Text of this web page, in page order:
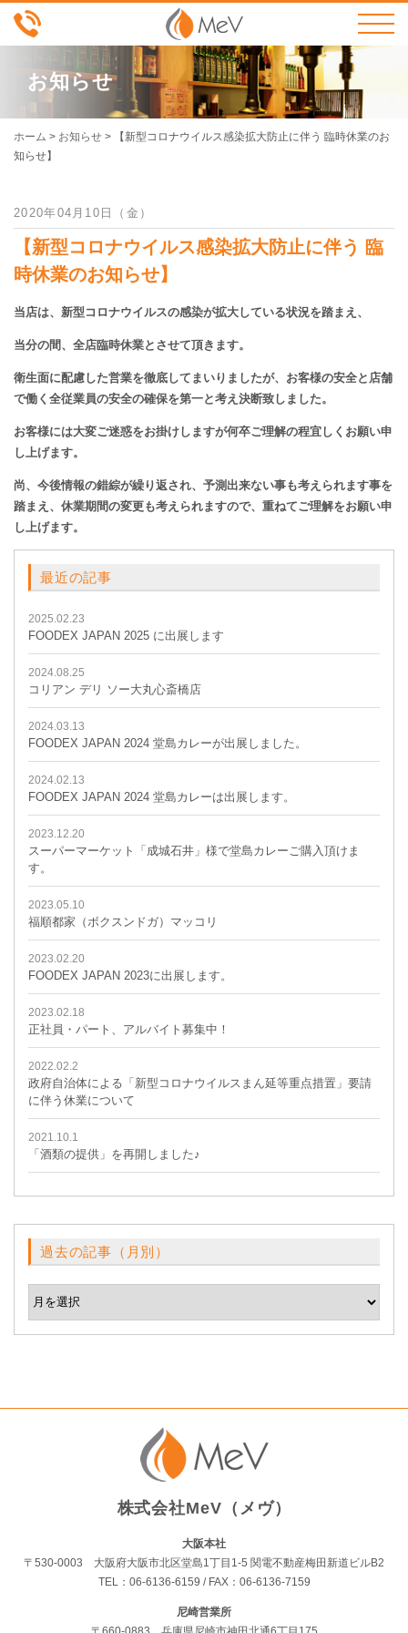
お知らせ
ホーム > お知らせ >
【新型コロナウイルス感染拡大防止に伴う 臨時休業のお
知らせ】
2020年04月10日（金）
【新型コロナウイルス感染拡大防止に伴う 臨
時休業のお知らせ】
当店は、新型コロナウイルスの感染が拡大している状況を踏まえ、
当分の間、全店臨時休業とさせて頂きます。
衛生面に配慮した営業を徹底してまいりましたが、お客様の安全と店舗
で働く全従業員の安全の確保を第一と考え決断致しました。
お客様には大変ご迷惑をお掛けしますが何卒ご理解の程宜しくお願い申
し上げます。
尚、今後情報の錯綜が繰り返され、予測出来ない事も考えられます事を
踏まえ、休業期間の変更も考えられますので、重ねてご理解をお願い申
し上げます。
最近の記事
2025.02.23
FOODEX JAPAN 2025 に出展します
2024.08.25
コリアン デリ ソー大丸心斎橋店
2024.03.13
FOODEX JAPAN 2024 堂島カレーが出展しました。
2024.02.13
FOODEX JAPAN 2024 堂島カレーは出展します。
2023.12.20
スーパーマーケット「成城石井」様で堂島カレーご購入頂けま
す。
2023.05.10
福順都家（ボクスンドガ）マッコリ
2023.02.20
FOODEX JAPAN 2023に出展します。
2023.02.18
正社員・パート、アルバイト募集中！
2022.02.2
政府自治体による「新型コロナウイルスまん延等重点措置」要請
に伴う休業について
2021.10.1
「酒類の提供」を再開しました♪
過去の記事（月別）
株式会社MeV（メヴ）
大阪本社
〒530-0003 大阪府大阪市北区堂島1丁目1-5 関電不動産梅田新道ビルB2
TEL：06-6136-6159 / FAX：06-6136-7159
尼崎営業所